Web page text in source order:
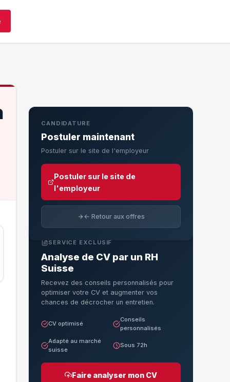
CANDIDATURE
Postuler maintenant
Postuler sur le site de l'employeur
Postuler sur le site de
l'employeur
← Retour aux offres
SERVICE EXCLUSIF
Analyse de CV par un RH
Suisse
Recevez des conseils personnalisés pour
optimiser votre CV et augmenter vos
chances de décrocher un entretien.
CV optimisé
Conseils
personnalisés
Adapté au marché
suisse
Sous 72h
Faire analyser mon CV